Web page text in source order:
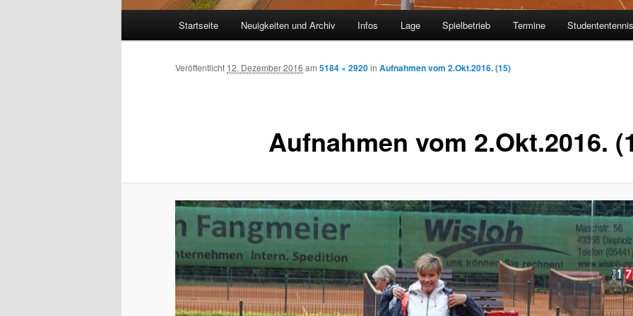
Startseite Neuigkeiten und Archiv Infos Lage Spielbetrieb Termine Studententennis
Aufnahmen vom 2.Okt.2016.
Veröffentlicht 12. Dezember 2016 am 5184 × 2920in Aufnahmen vom 2.Okt.2016. (15)